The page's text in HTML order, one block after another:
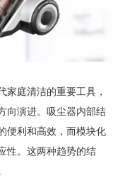
家庭清洁的重要工具，
向演进。吸尘器内部结
便利和高效，而模块化
性。这两种趋势的结